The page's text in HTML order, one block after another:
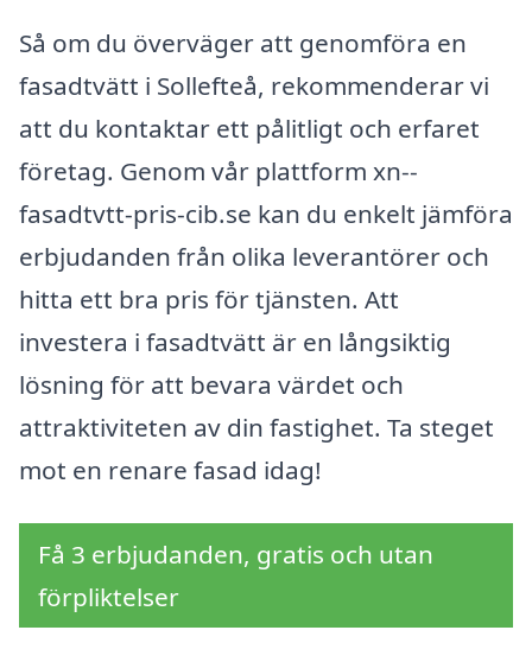
Så om du överväger att genomföra en
fasadtvätt i Sollefteå, rekommenderar vi
att du kontaktar ett pålitligt och erfaret
företag. Genom vår plattform xn--
fasadtvtt-pris-cib.se kan du enkelt jämföra
erbjudanden från olika leverantörer och
hitta ett bra pris för tjänsten. Att
investera i fasadtvätt är en långsiktig
lösning för att bevara värdet och
attraktiviteten av din fastighet. Ta steget
mot en renare fasad idag!
Få 3 erbjudanden, gratis och utan
förpliktelser